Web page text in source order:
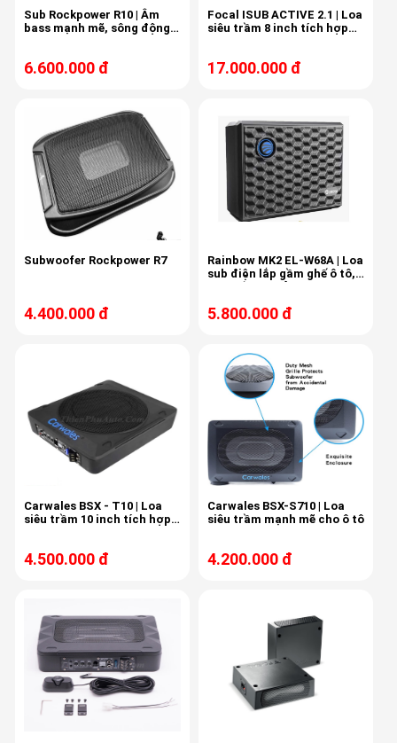
Sub Rockpower R10 | Âm
bass mạnh mẽ, sông động
6.600.000 đ
Focal ISUB ACTIVE 2.1 | Loa
siêu trầm 8 inch tích hợp
17.000.000 đ
Subwoofer Rockpower R7
4.400.000 đ
Rainbow MK2 EL-W68A | Loa
sub điện lắp gầm ghế ô tô,
5.800.000 đ
Carwales BSX - T10 | Loa
siêu trầm 10 inch tích hợp
4.500.000 đ
Carwales BSX-S710 | Loa
siêu trầm mạnh mẽ cho ô tô
4.200.000 đ